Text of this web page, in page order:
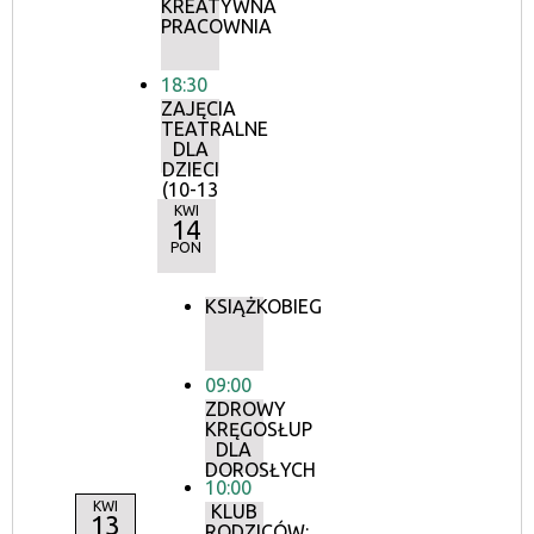
KREATYWNA
PRACOWNIA
18:30
ZAJĘCIA
TEATRALNE
DLA
DZIECI
(10-13
LAT)
KWI
13
KWI
14
PON
KSIĄŻKOBIEG
09:00
ZDROWY
KRĘGOSŁUP
DLA
DOROSŁYCH
10:00
KLUB